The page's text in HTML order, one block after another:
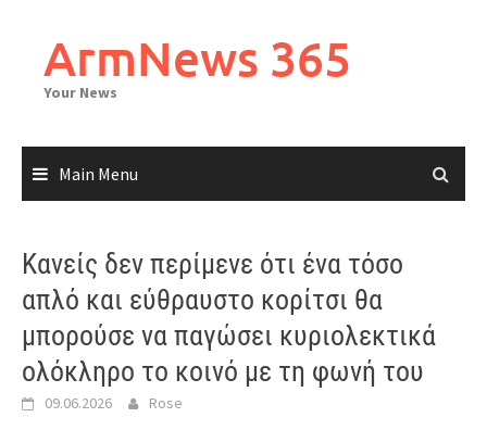
contentArmNews 365
Your News
Main Menu
Κανείς δεν περίμενε ότι ένα τόσο
απλό και εύθραυστο κορίτσι θα
μπορούσε να παγώσει κυριολεκτικά
ολόκληρο το κοινό με τη φωνή του
09.06.2026 Rose